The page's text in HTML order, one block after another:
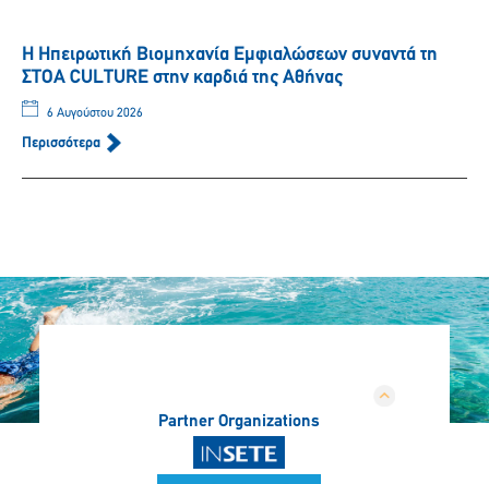
Η Ηπειρωτική Βιομηχανία Εμφιαλώσεων συναντά τη
ΣΤΟΑ CULTURE στην καρδιά της Αθήνας
6 Αυγούστου 2026
Περισσότερα
Partner Organizations